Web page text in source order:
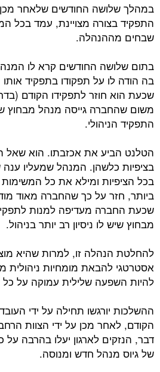
במהלך שלושה החודשים שלאחר
התפקיד בצורה מצויינת, עמד בכל
שבחים מההנהלה.
בתום שלושה החודשים קרא לו
בה הודה לו על תפקודו בתפקיד אותו
שכעת הוא חוזר לתפקידו הקודם
משום שהחברה גייסה מנהל
התפקיד הניהולי.
הטלנט הביע את אכזבתו. הוא
בציפיות כלשהן. המנהל שמעליו
בכל הציפיות ומילא את כל
ביותר, חזר על כך שהחברה מאוד
שכעת החברה מעדיפה למנות
מבחוץ שיש לו ניסיון רב יותר בניהול.
להחלטת הנהלה זו, למרות שהיא
אסטרטגי להבאת מומחיות ניהולית
להיות השפעה שלילית עמוקה על כל
ההשלכות יורגשו תחילה על ידי
הקודם, לאחר מכן על ידי הצוות
דבר, הנזקים לארגון יעלו בהרבה על
של גיוס מנהל חדש ומנוסה.